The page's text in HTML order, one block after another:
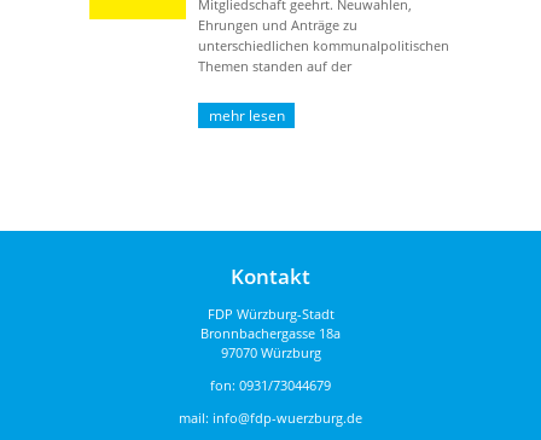
Mitgliedschaft geehrt. Neuwahlen,
Ehrungen und Anträge zu
unterschiedlichen kommunalpolitischen
Themen standen auf der
wurde für seine ...
Kontakt
FDP Würzburg-Stadt
Bronnbachergasse 18a
97070 Würzburg
fon: 0931/73044679
mail: info@fdp-wuerzburg.de